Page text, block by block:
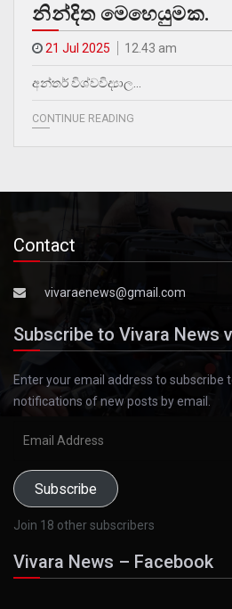
නින්දිත මෙහෙයුමක.
21 Jul 2025 12.43 am
අන්තර් විශ්වවිද්‍යාල…
CONTINUE READING
Contact
vivaraenews@gmail.com
Subscribe to Vivara News
Enter your email address to subscribe
notifications of new posts by email.
Subscribe
Join 18 other subscribers
Vivara News – Facebook